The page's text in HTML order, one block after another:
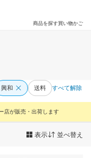
買い物かご
商品を探す
興和 送料 すべて解除
店が販売・出荷します
表示 並べ替え